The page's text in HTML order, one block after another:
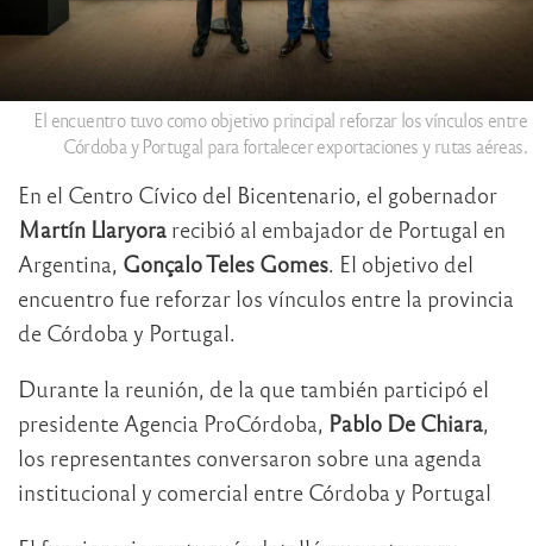
El encuentro tuvo como objetivo principal reforzar los vínculos entre
Córdoba y Portugal para fortalecer exportaciones y rutas aéreas.
En el Centro Cívico del Bicentenario, el gobernador
Martín Llaryora recibió al embajador de Portugal en
Argentina, Gonçalo Teles Gomes. El objetivo del
encuentro fue reforzar los vínculos entre la provincia
de Córdoba y Portugal.
Durante la reunión, de la que también participó el
presidente Agencia ProCórdoba, Pablo De Chiara,
los representantes conversaron sobre una agenda
institucional y comercial entre Córdoba y Portugal